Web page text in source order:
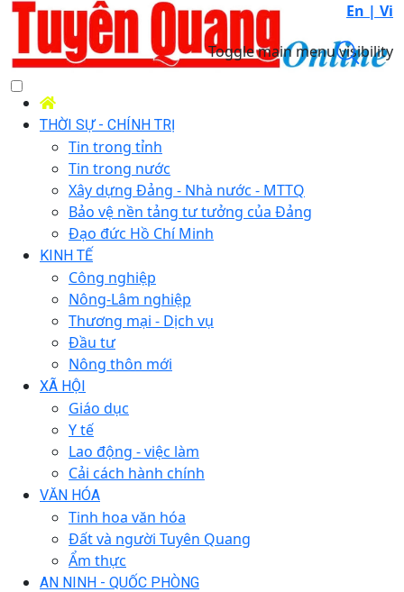
En | Vi
Toggle main menu visibility
THỜI SỰ - CHÍNH TRỊ
Tin trong tỉnh
Tin trong nước
Xây dựng Đảng - Nhà nước - MTTQ
Bảo vệ nền tảng tư tưởng của Đảng
Đạo đức Hồ Chí Minh
KINH TẾ
Công nghiệp
Nông-Lâm nghiệp
Thương mại - Dịch vụ
Đầu tư
Nông thôn mới
XÃ HỘI
Giáo dục
Y tế
Lao động - việc làm
Cải cách hành chính
VĂN HÓA
Tinh hoa văn hóa
Đất và người Tuyên Quang
Ẩm thực
AN NINH - QUỐC PHÒNG